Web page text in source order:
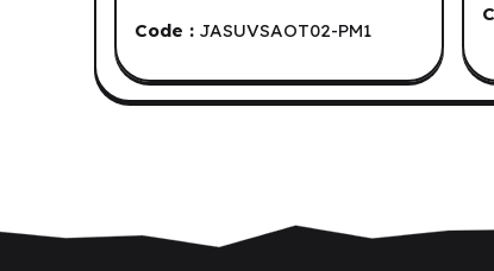
Code : JASUVSAOT02-PM1